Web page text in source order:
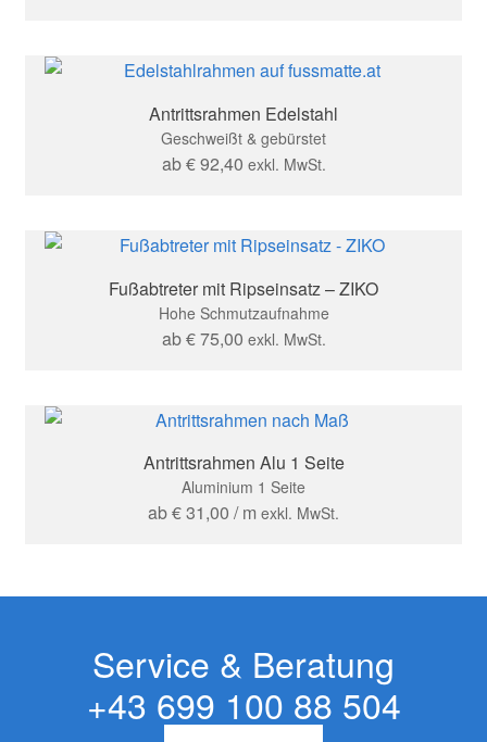
Antrittsrahmen Edelstahl
Geschweißt & gebürstet
ab€92,40 exkl. MwSt.
Fußabtreter mit Ripseinsatz – ZIKO
Hohe Schmutzaufnahme
ab€75,00 exkl. MwSt.
Antrittsrahmen Alu 1 Seite
Aluminium 1 Seite
ab€31,00 / m exkl. MwSt.
Service & Beratung
+43 699 100 88 504